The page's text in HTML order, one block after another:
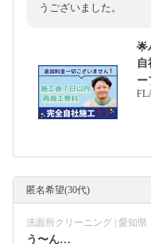
うございました。
🌟
自
ー
匿名希望(30代)
洗面所クリーニング | 愛知県
う〜ん…